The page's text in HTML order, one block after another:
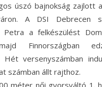
úszó bajnokság zajlott
A DSI Debrecen
Petra a felkészülést
Finnországban
Hét versenyszámban
számban állt rajthoz.